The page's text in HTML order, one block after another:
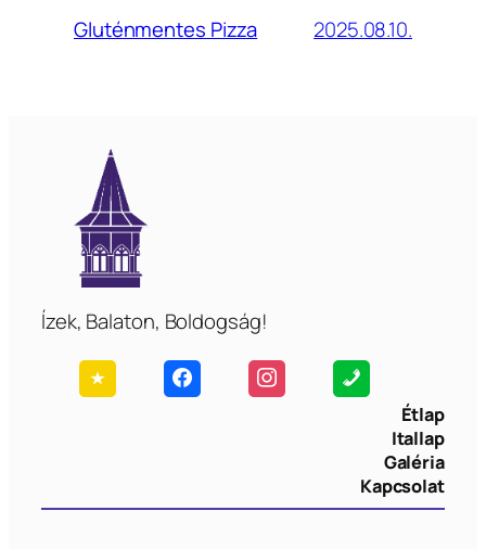
Gluténmentes Pizza 2025.08.10.
Ízek, Balaton, Boldogság!
Étlap
Itallap
Galéria
Kapcsolat